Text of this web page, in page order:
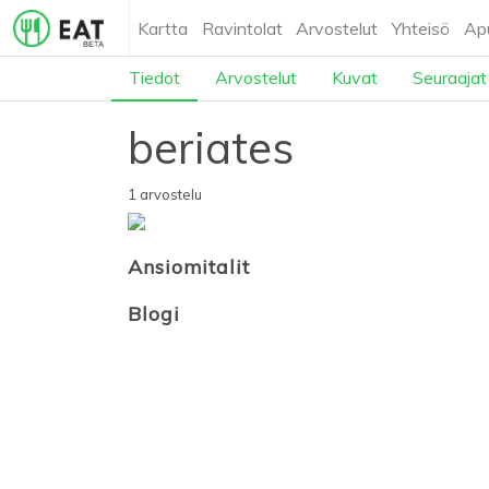
Kartta Ravintolat Arvostelut Yhteisö
Tiedot Arvostelut Kuvat Seuraajat
beriates
1 arvostelu
Ansiomitalit
Blogi